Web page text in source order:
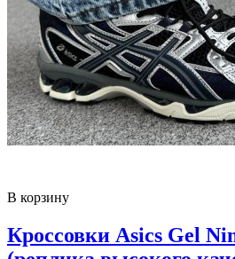
В корзину
Кроссовки Asics Gel